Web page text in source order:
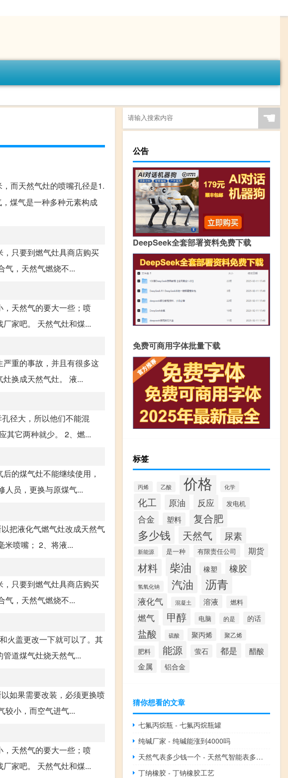
而天然气灶的喷嘴孔径是1.
煤气是一种多种元素构成
只要到燃气灶具商店购买
气，天然气燃烧不...
天然气的要大一些；喷
家吧。 天然气灶和煤...
重的事故，并且有很多这
换成天然气灶。 液...
径大，所以他们不能混
其它两种就少。 2、燃...
的煤气灶不能继续使用，
人员，更换与原煤气...
把液化气燃气灶改成天然气
米喷嘴； 2、将液...
只要到燃气灶具商店购买
气，天然气燃烧不...
火盖更改一下就可以了。其
道煤气灶烧天然气...
如果需要改装，必须更换喷
较小，而空气进气...
天然气的要大一些；喷
家吧。 天然气灶和煤...
☚
公告
DeepSeek全套部署资料免费下载
免费可商用字体批量下载
标签
丙烯 乙酸 价格 化学
化工 原油 反应 发电机
合金 塑料 复合肥
多少钱 天然气 尿素
新能源 是一种 有限责任公司 期货
材料 柴油 橡塑 橡胶
氢氧化钠 汽油 沥青
液化气 混凝土 溶液 燃料
燃气 甲醇 电脑 的是 的话
盐酸 硫酸 聚丙烯 聚乙烯
肥料 能源 萤石 都是 醋酸
金属 铝合金
猜你想看的文章
七氟丙烷瓶 - 七氟丙烷瓶罐
纯碱厂家 - 纯碱能涨到4000吗
天然气表多少钱一个 - 天然气智能表多少钱一个
丁纳橡胶 - 丁钠橡胶工艺